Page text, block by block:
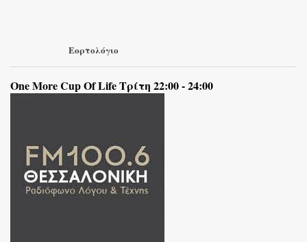
Εορτολόγιο
One More Cup Of Life Τρίτη 22:00 - 24:00